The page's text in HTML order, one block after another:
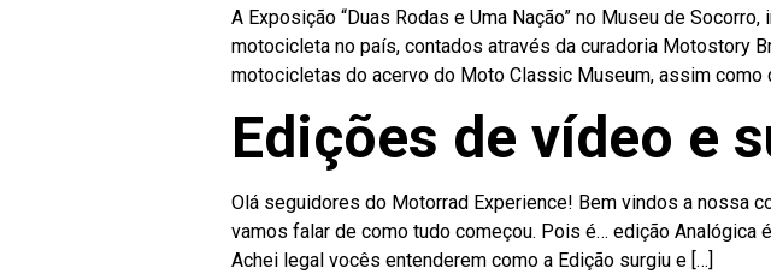
A Exposição “Duas Rodas e Uma Nação” no Museu de
motocicleta no país, contados através da curadoria Motostory
motocicletas do acervo do Moto Classic Museum, assim como
Edições de vídeo e
Olá seguidores do Motorrad Experience! Bem vindos a nossa
vamos falar de como tudo começou. Pois é… edição Analógica
Achei legal vocês entenderem como a Edição surgiu e […]